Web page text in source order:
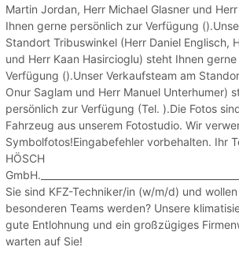
Martin Jordan, Herr Michael Glasner und
Ihnen gerne persönlich zur Verfügung
Standort Tribuswinkel (Herr Daniel Englisch,
und Herr Kaan Hasircioglu) steht Ihnen
Verfügung ().Unser Verkaufsteam am
Onur Saglam und Herr Manuel Unterhumer)
persönlich zur Verfügung (Tel. ).Die Fotos
Fahrzeug aus unserem Fotostudio. Wir
Symbolfotos!Eingabefehler vorbehalten. Ihr
HÖSCH
Sie sind KFZ-Techniker/in (w/m/d) und
besonderen Teams werden? Unsere
gute Entlohnung und ein großzügiges
warten auf Sie!